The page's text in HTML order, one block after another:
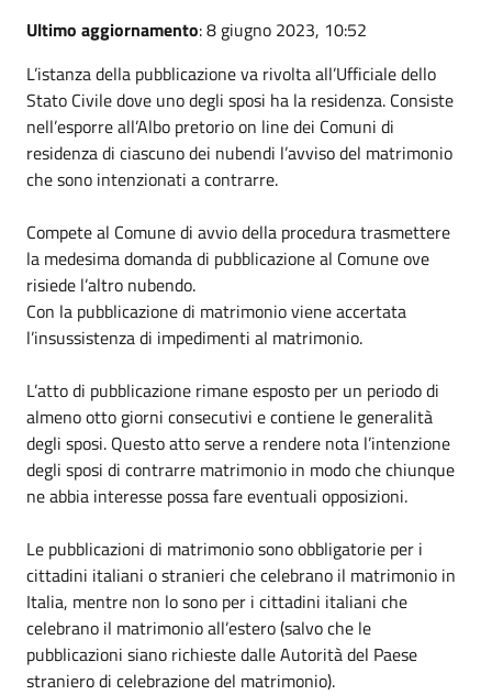
Ultimo aggiornamento: 8 giugno 2023, 10:52
L’istanza della pubblicazione va rivolta all’Ufficiale dello
Stato Civile dove uno degli sposi ha la residenza. Consiste
nell’esporre all’Albo pretorio on line dei Comuni di
residenza di ciascuno dei nubendi l’avviso del matrimonio
che sono intenzionati a contrarre.
Compete al Comune di avvio della procedura trasmettere
la medesima domanda di pubblicazione al Comune ove
risiede l’altro nubendo.
Con la pubblicazione di matrimonio viene accertata
l’insussistenza di impedimenti al matrimonio.
L’atto di pubblicazione rimane esposto per un periodo di
almeno otto giorni consecutivi e contiene le generalità
degli sposi. Questo atto serve a rendere nota l’intenzione
degli sposi di contrarre matrimonio in modo che chiunque
ne abbia interesse possa fare eventuali opposizioni.
Le pubblicazioni di matrimonio sono obbligatorie per i
cittadini italiani o stranieri che celebrano il matrimonio in
Italia, mentre non lo sono per i cittadini italiani che
celebrano il matrimonio all’estero (salvo che le
pubblicazioni siano richieste dalle Autorità del Paese
straniero di celebrazione del matrimonio).